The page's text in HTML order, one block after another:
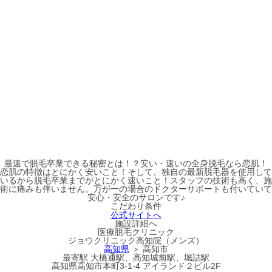
最速で脱毛卒業できる秘密とは！？安い・速いの全身脱毛なら恋肌！
恋肌の特徴はとにかく安いこと！そして、独自の最新脱毛器を使用して
いるから脱毛卒業までがとにかく速いこと！スタッフの技術も高く、施
術に痛みも伴いません。万が一の場合のドクターサポートも付いていて
安心・安全のサロンです♪
こだわり条件
公式サイトへ
施設詳細へ
医療脱毛クリニック
ジョウクリニック高知院（メンズ）
高知県 ＞ 高知市
最寄駅 大橋通駅、高知城前駅、堀詰駅
高知県高知市本町3-1-4 アイランド２ビル2F